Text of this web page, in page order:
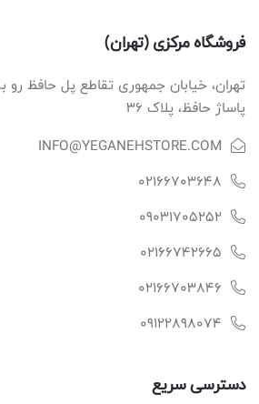
فروشگاه مرکزی (تهران)
تهران، خیابان جمهوری تقاطع پل حافظ رو
پاساژ حافظ، پلاک ۳۶
INFO@YEGANEHSTORE.COM
02166703648
09031705252
02166742665
02166703846
09122898074
دسترسی سریع